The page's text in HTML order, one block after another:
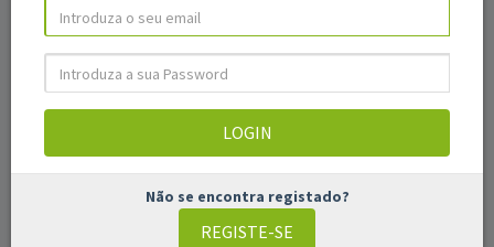
Não se encontra registado?